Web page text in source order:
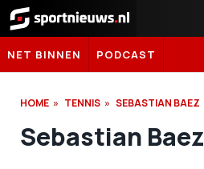
Sportnieuws.nl
NET BINNEN PODCAST
HOME TENNIS SEBASTIAN BAEZ
Sebastian Baez